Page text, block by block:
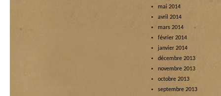
mai 2014
avril 2014
mars 2014
février 2014
janvier 2014
décembre 2013
novembre 2013
octobre 2013
septembre 2013